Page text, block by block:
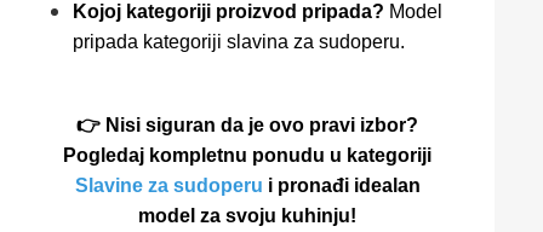
Kojoj kategoriji proizvod pripada? Model
pripada kategoriji slavina za sudoperu.
👉 Nisi siguran da je ovo pravi izbor?
Pogledaj kompletnu ponudu u kategoriji
Slavine za sudoperu i pronađi idealan
model za svoju kuhinju!